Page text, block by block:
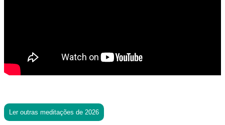
Ler outras meditações de 2026